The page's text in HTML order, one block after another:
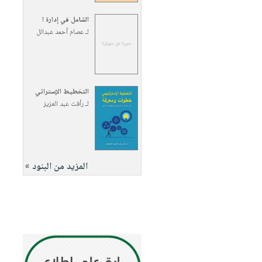
الشامل في إدارة ا
لـعصام أحمد عبدالل
التخطيط الإستراتي
لـرأفت عبد العزيز
المزيد من البنود »